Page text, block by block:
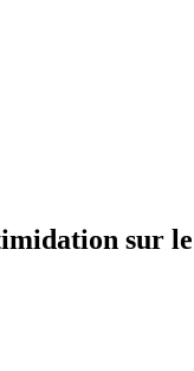
sur